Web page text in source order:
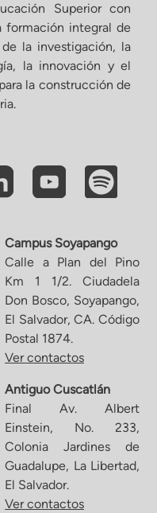
Superior con
formación integral de
la investigación, la
la innovación y el
la construcción de
Campus Soyapango
Calle a Plan del Pino
Km 1 1/2. Ciudadela
Don Bosco, Soyapango,
El Salvador, CA. Código
Postal 1874.
Ver contactos
Antiguo Cuscatlán
Final Av. Albert
Einstein, No. 233,
Colonia Jardines de
Guadalupe, La Libertad,
El Salvador.
Ver contactos